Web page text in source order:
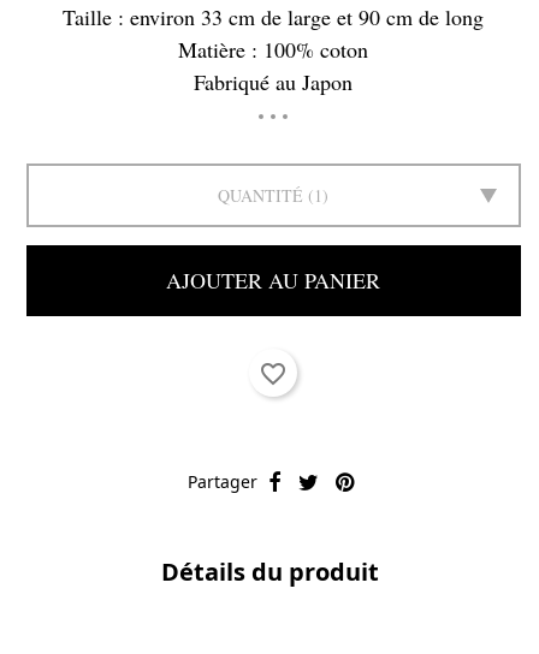
Taille : environ 33 cm de large et 90 cm de long
Matière : 100% coton
Fabriqué au Japon
QUANTITÉ 1
AJOUTER AU PANIER
favorite_border
Partager
Détails du produit